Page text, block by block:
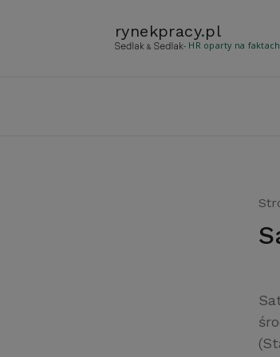
rynekpracy.pl
- HR oparty na faktach